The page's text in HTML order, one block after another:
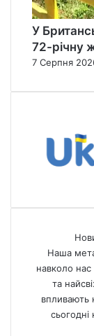
У
72-річну
7 Серпня
Наша
навколо нас
та
впливають
сьогодні